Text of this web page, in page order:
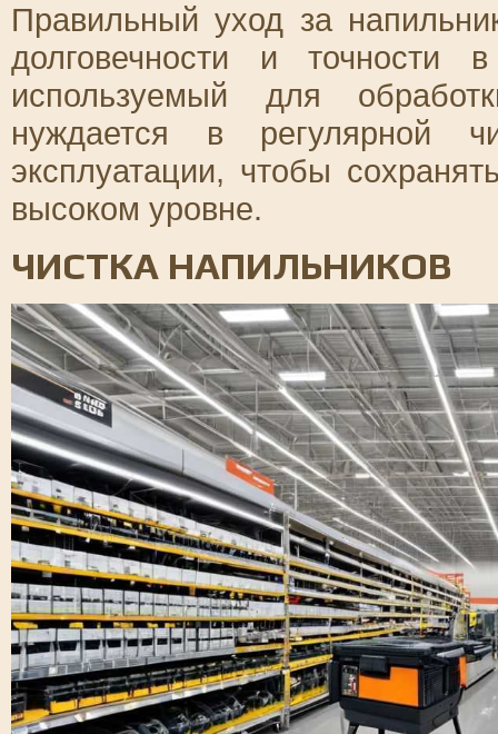
Правильный уход за
долговечности и точности
используемый для
нуждается в регулярной
эксплуатации, чтобы
высоком уровне.
ЧИСТКА НАПИЛЬНИКОВ